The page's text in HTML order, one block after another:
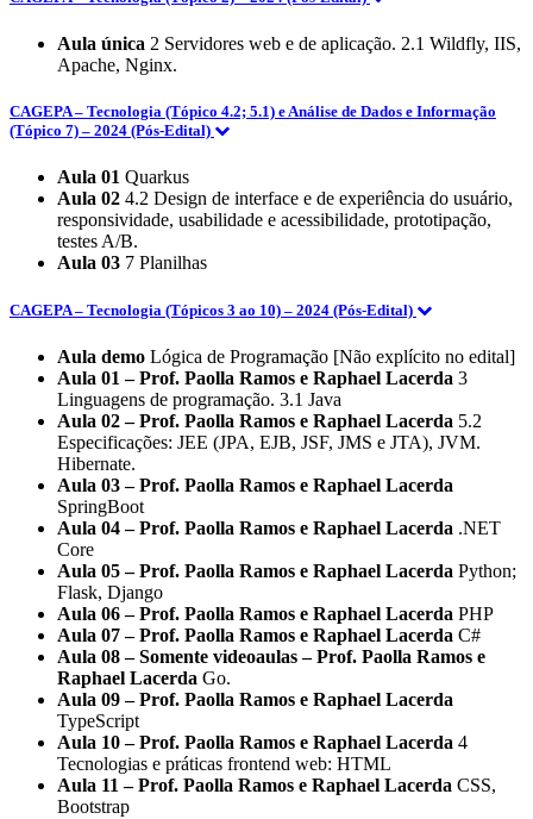
Aula única 2 Servidores web e de aplicação. 2.1 Wildfly, IIS,
Apache, Nginx.
CAGEPA – Tecnologia (Tópico 4.2; 5.1) e Análise de Dados e Informação
(Tópico 7) – 2024 (Pós-Edital)
Aula 01 Quarkus
Aula 02 4.2 Design de interface e de experiência do usuário,
responsividade, usabilidade e acessibilidade, prototipação,
testes A/B.
Aula 03 7 Planilhas
CAGEPA – Tecnologia (Tópicos 3 ao 10) – 2024 (Pós-Edital)
Aula demo Lógica de Programação [Não explícito no edital]
Aula 01 – Prof. Paolla Ramos e Raphael Lacerda 3
Linguagens de programação. 3.1 Java
Aula 02 – Prof. Paolla Ramos e Raphael Lacerda 5.2
Especificações: JEE (JPA, EJB, JSF, JMS e JTA), JVM.
Hibernate.
Aula 03 – Prof. Paolla Ramos e Raphael Lacerda
SpringBoot
Aula 04 – Prof. Paolla Ramos e Raphael Lacerda .NET
Core
Aula 05 – Prof. Paolla Ramos e Raphael Lacerda Python;
Flask, Django
Aula 06 – Prof. Paolla Ramos e Raphael Lacerda PHP
Aula 07 – Prof. Paolla Ramos e Raphael Lacerda C#
Aula 08 – Somente videoaulas – Prof. Paolla Ramos e
Raphael Lacerda Go.
Aula 09 – Prof. Paolla Ramos e Raphael Lacerda
TypeScript
Aula 10 – Prof. Paolla Ramos e Raphael Lacerda 4
Tecnologias e práticas frontend web: HTML
Aula 11 – Prof. Paolla Ramos e Raphael Lacerda CSS,
Bootstrap